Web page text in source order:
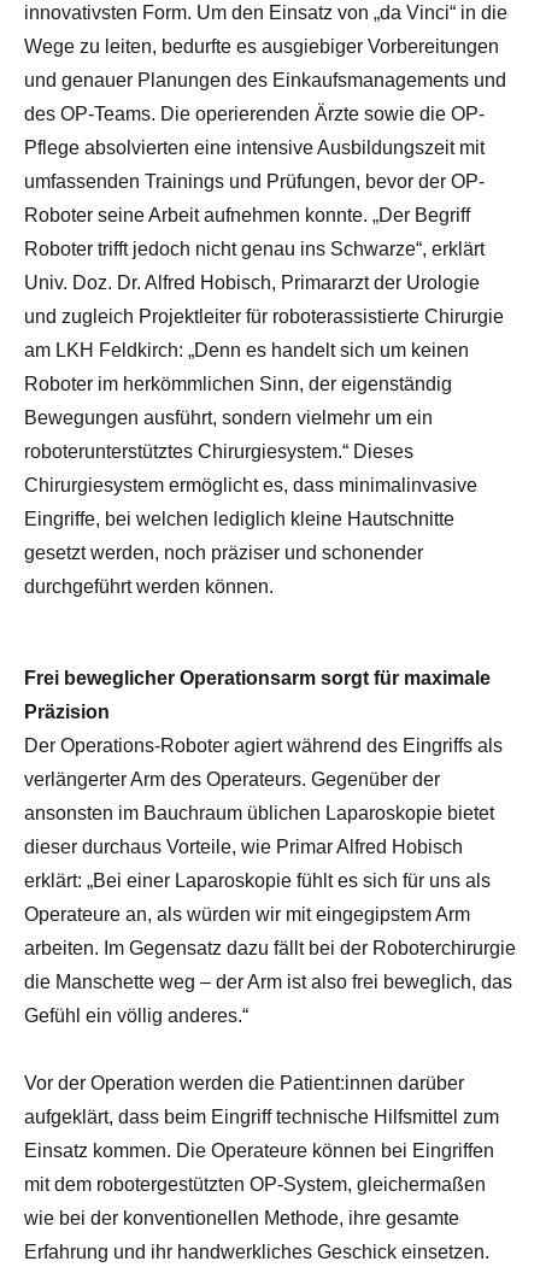
innovativsten Form. Um den Einsatz von „da Vinci“ in die
Wege zu leiten, bedurfte es ausgiebiger Vorbereitungen
und genauer Planungen des Einkaufsmanagements und
des OP-Teams. Die operierenden Ärzte sowie die OP-
Pflege absolvierten eine intensive Ausbildungszeit mit
umfassenden Trainings und Prüfungen, bevor der OP-
Roboter seine Arbeit aufnehmen konnte. „Der Begriff
Roboter trifft jedoch nicht genau ins Schwarze“, erklärt
Univ. Doz. Dr. Alfred Hobisch, Primararzt der Urologie
und zugleich Projektleiter für roboterassistierte Chirurgie
am LKH Feldkirch: „Denn es handelt sich um keinen
Roboter im herkömmlichen Sinn, der eigenständig
Bewegungen ausführt, sondern vielmehr um ein
roboterunterstütztes Chirurgiesystem.“ Dieses
Chirurgiesystem ermöglicht es, dass minimalinvasive
Eingriffe, bei welchen lediglich kleine Hautschnitte
gesetzt werden, noch präziser und schonender
durchgeführt werden können.
Frei beweglicher Operationsarm sorgt für maximale
Präzision
Der Operations-Roboter agiert während des Eingriffs als
verlängerter Arm des Operateurs. Gegenüber der
ansonsten im Bauchraum üblichen Laparoskopie bietet
dieser durchaus Vorteile, wie Primar Alfred Hobisch
erklärt: „Bei einer Laparoskopie fühlt es sich für uns als
Operateure an, als würden wir mit eingegipstem Arm
arbeiten. Im Gegensatz dazu fällt bei der Roboterchirurgie
die Manschette weg – der Arm ist also frei beweglich, das
Gefühl ein völlig anderes.“
Vor der Operation werden die Patient:innen darüber
aufgeklärt, dass beim Eingriff technische Hilfsmittel zum
Einsatz kommen. Die Operateure können bei Eingriffen
mit dem robotergestützten OP-System, gleichermaßen
wie bei der konventionellen Methode, ihre gesamte
Erfahrung und ihr handwerkliches Geschick einsetzen.